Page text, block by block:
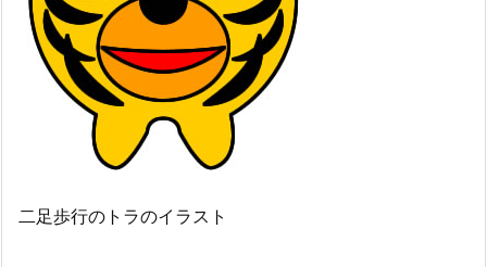
二足歩行のトラのイラスト